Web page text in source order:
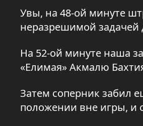
Увы, на 48-ой минуте
неразрешимой задачей
На 52-ой минуте наша
«Елимая» Акмалю
Затем соперник забил
положении вне игры, и